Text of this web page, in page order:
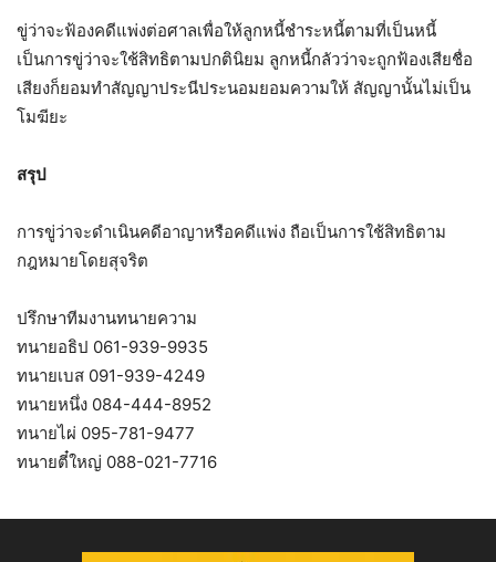
ขู่ว่าจะฟ้องคดีแพ่งต่อศาลเพื่อให้ลูกหนี้ชำระหนี้ตามที่เป็นหนี้
เป็นการขู่ว่าจะใช้สิทธิตามปกตินิยม ลูกหนี้กลัวว่าจะถูกฟ้องเสียชื่อ
เสียงก็ยอมทำสัญญาประนีประนอมยอมความให้ สัญญานั้นไม่เป็น
โมฆียะ
สรุป
การขู่ว่าจะดำเนินคดีอาญาหรือคดีแพ่ง ถือเป็นการใช้สิทธิตาม
กฎหมายโดยสุจริต
ปรึกษาทีมงานทนายความ
ทนายอธิป 061-939-9935
ทนายเบส 091-939-4249
ทนายหนึ่ง 084-444-8952
ทนายไผ่ 095-781-9477
ทนายตี๋ใหญ่ 088-021-7716